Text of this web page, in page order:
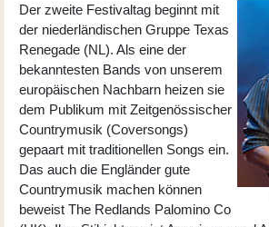
Der zweite Festivaltag beginnt mit
der niederländischen Gruppe Texas
Renegade (NL). Als eine der
bekanntesten Bands von unserem
europäischen Nachbarn heizen sie
dem Publikum mit Zeitgenössischer
Countrymusik (Coversongs)
gepaart mit traditionellen Songs ein.
Das auch die Engländer gute
Countrymusik machen können
beweist The Redlands Palomino Co